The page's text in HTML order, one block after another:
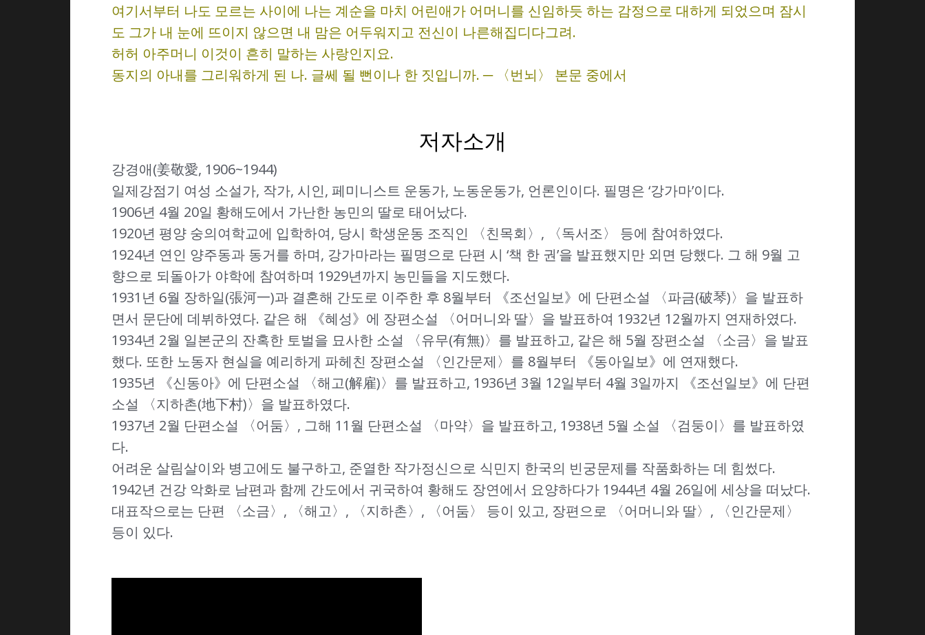
여기서부터 나도 모르는 사이에 나는 계순을 마치 어린애가 어머니를 신임하듯 하는 감정으로 대하게 되었으며 잠시
도 그가 내 눈에 뜨이지 않으면 내 맘은 어두워지고 전신이 나른해집디다그려.
허허 아주머니 이것이 흔히 말하는 사랑인지요.
동지의 아내를 그리워하게 된 나. 글쎄 될 뻔이나 한 짓입니까. ─ 〈번뇌〉 본문 중에서
저자소개
강경애(姜敬愛, 1906~1944)
일제강점기 여성 소설가, 작가, 시인, 페미니스트 운동가, 노동운동가, 언론인이다. 필명은 ‘강가마’이다.
1906년 4월 20일 황해도에서 가난한 농민의 딸로 태어났다.
1920년 평양 숭의여학교에 입학하여, 당시 학생운동 조직인 〈친목회〉, 〈독서조〉 등에 참여하였다.
1924년 연인 양주동과 동거를 하며, 강가마라는 필명으로 단편 시 ‘책 한 권’을 발표했지만 외면 당했다. 그 해 9월 고
향으로 되돌아가 야학에 참여하며 1929년까지 농민들을 지도했다.
1931년 6월 장하일(張河一)과 결혼해 간도로 이주한 후 8월부터 《조선일보》에 단편소설 〈파금(破琴)〉을 발표하
면서 문단에 데뷔하였다. 같은 해 《혜성》에 장편소설 〈어머니와 딸〉을 발표하여 1932년 12월까지 연재하였다.
1934년 2월 일본군의 잔혹한 토벌을 묘사한 소설 〈유무(有無)〉를 발표하고, 같은 해 5월 장편소설 〈소금〉을 발표
했다. 또한 노동자 현실을 예리하게 파헤친 장편소설 〈인간문제〉를 8월부터 《동아일보》에 연재했다.
1935년 《신동아》에 단편소설 〈해고(解雇)〉를 발표하고, 1936년 3월 12일부터 4월 3일까지 《조선일보》에 단편
소설 〈지하촌(地下村)〉을 발표하였다.
1937년 2월 단편소설 〈어둠〉, 그해 11월 단편소설 〈마약〉을 발표하고, 1938년 5월 소설 〈검둥이〉를 발표하였
다.
어려운 살림살이와 병고에도 불구하고, 준열한 작가정신으로 식민지 한국의 빈궁문제를 작품화하는 데 힘썼다.
1942년 건강 악화로 남편과 함께 간도에서 귀국하여 황해도 장연에서 요양하다가 1944년 4월 26일에 세상을 떠났다.
대표작으로는 단편 〈소금〉, 〈해고〉, 〈지하촌〉, 〈어둠〉 등이 있고, 장편으로 〈어머니와 딸〉, 〈인간문제〉
등이 있다.